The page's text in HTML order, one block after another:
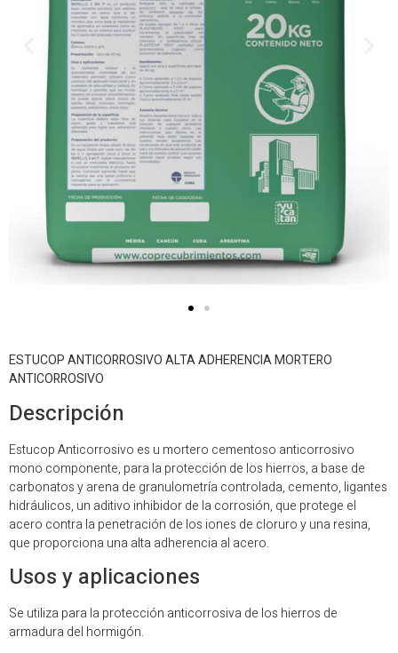
ESTUCOP ANTICORROSIVO ALTA ADHERENCIA MORTERO
ANTICORROSIVO
Descripción
Estucop Anticorrosivo es u mortero cementoso anticorrosivo
mono componente, para la protección de los hierros, a base de
carbonatos y arena de granulometría controlada, cemento, ligantes
hidráulicos, un aditivo inhibidor de la corrosión, que protege el
acero contra la penetración de los iones de cloruro y una resina,
que proporciona una alta adherencia al acero.
Usos y aplicaciones
Se utiliza para la protección anticorrosiva de los hierros de
armadura del hormigón.